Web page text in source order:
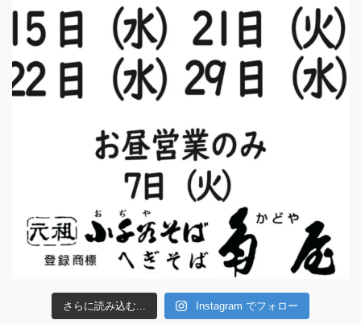
さらに読み込む... Instagram でフォロー